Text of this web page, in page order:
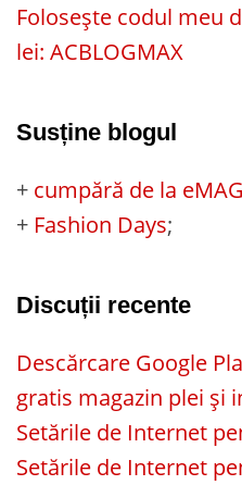
Folosește codul meu
lei: ACBLOGMAX
Susține blogul
+ cumpără de la eMAG
+ Fashion Days;
Discuții recente
Descărcare Google
gratis magazin plei și
Setările de Internet
Setările de Internet